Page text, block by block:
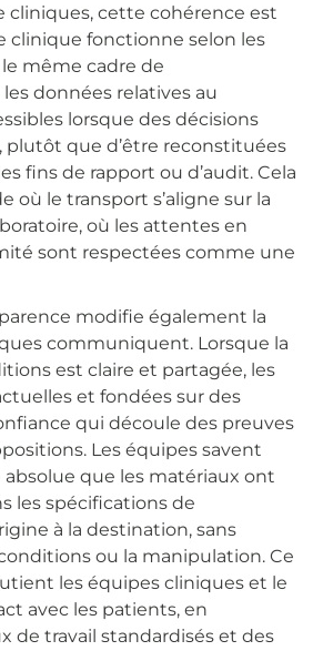
cliniques, cette cohérence est
clinique fonctionne selon les
même cadre de
données relatives au
lorsque des décisions
plutôt que d’être reconstituées
fins de rapport ou d’audit. Cela
où le transport s’aligne sur la
où les attentes en
sont respectées comme une
modifie également la
communiquent. Lorsque la
est claire et partagée, les
et fondées sur des
qui découle des preuves
Les équipes savent
que les matériaux ont
les spécifications de
à la destination, sans
ou la manipulation. Ce
les équipes cliniques et le
avec les patients, en
de travail standardisés et des